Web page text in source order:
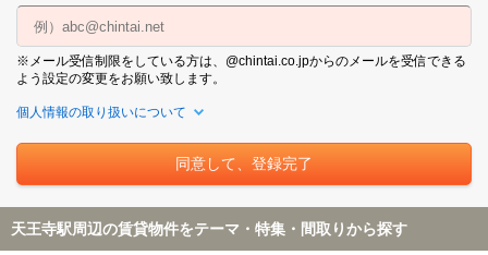
※メール受信制限をしている方は、@chintai.co.jpからのメールを受信できる
よう設定の変更をお願い致します。
個人情報の取り扱いについて
天王寺駅周辺の賃貸物件をテーマ・特集・間取りから探す